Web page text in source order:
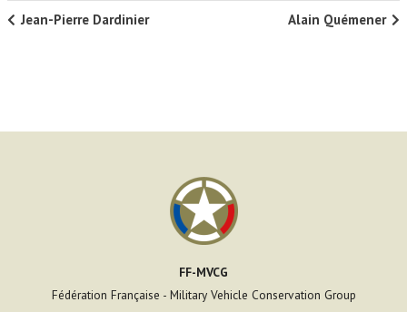
Jean-Pierre Dardinier Alain Quémener
FF-MVCG
Fédération Française - Military Vehicle Conservation Group